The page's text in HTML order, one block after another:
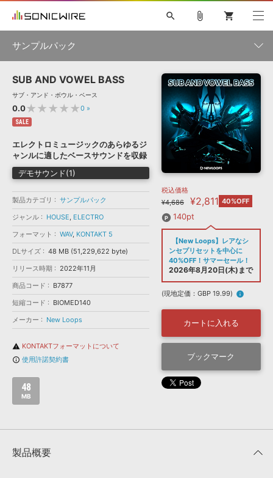
ソフト音源 »
プラグイン・エフェクト »
サンプルパック »
ソフトウェア／ツール »
DAW »
効果音 »
BGM »
特集 »
ニュースレター »
SONICWIREブログ »
製品サポート情報 »
DTMガイド »
FAQ »
お問い合わせ »
音楽カード
楽曲配信流通 サービス
無償のサウンド管理ソフト
次世代型 ボーカル・エディタ
APS
SLS
search
初音ミク NT 鏡音リン・レン V4X 巡音ルカ V4X
MEIKO V3
KAITO V3
VOCALOID TOONTRACK
SPITFIRE AUDIO
VIENNA
EZ DRUMMER 3
ライセンスフリーBGM
ボーカル抜き出し
DUBSTEP
ELECTRONICA
EDM TRANCE MUTANT
ROUTER.FM
SONOCA
ソフト音源 プラグイン・エフェクト
ソフトウェア／ツール 効果音
attach_file shopping_cart
サンプルパック
製品一覧
メーカー
フォーマット
ランキング
SUB AND VOWEL BASS
サブ・アンド・ボウル・ベース
0.0★★★★★0 »
SALE
エレクトロミュージックのあらゆるジ
ャンルに適したベースサウンドを収録
デモサウンド(1)
製品カテゴリ
サンプルパック
ジャンル
HOUSE, ELECTRO
フォーマット
WAV, KONTAKT 5
DLサイズ
48 MB (51,229,622 byte)
リリース時期
2022年11月
商品コード
B7877
短縮コード
BIOMED140
メーカー
New Loops
warning KONTAKTフォーマットについて
info_outline 使用許諾契約書
48
MB
税込価格
¥4,686
¥2,811 40%OFF
140pt
【New Loops】レアなシ
ンセプリセットを中心に
40%OFF！サマーセール！
2026年8月20日(木)まで
(現地定価：GBP 19.99) info
カートに入れる
ブックマーク
製品概要